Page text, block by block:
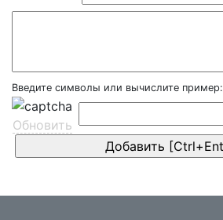
Введите символы или вычислите пример:
Обновить